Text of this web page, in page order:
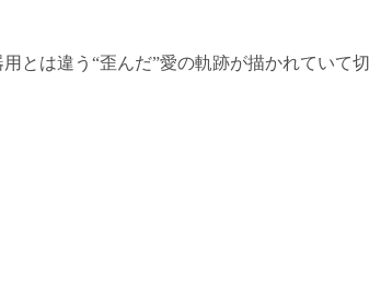
とは違う“歪んだ”愛の軌跡が描かれていて切